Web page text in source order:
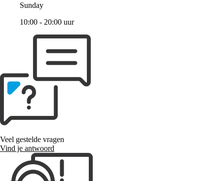
Sunday
10:00 - 20:00 uur
Veel gestelde vragen
Vind je antwoord